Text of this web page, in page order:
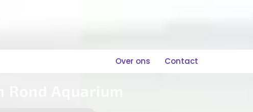
Over ons Contact
Aquarium